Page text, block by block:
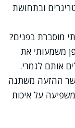
ובתחושת
מוסברת בפנים?
משמעותי את
אותם לגמרי.
ההזעה משתנה
על איכות